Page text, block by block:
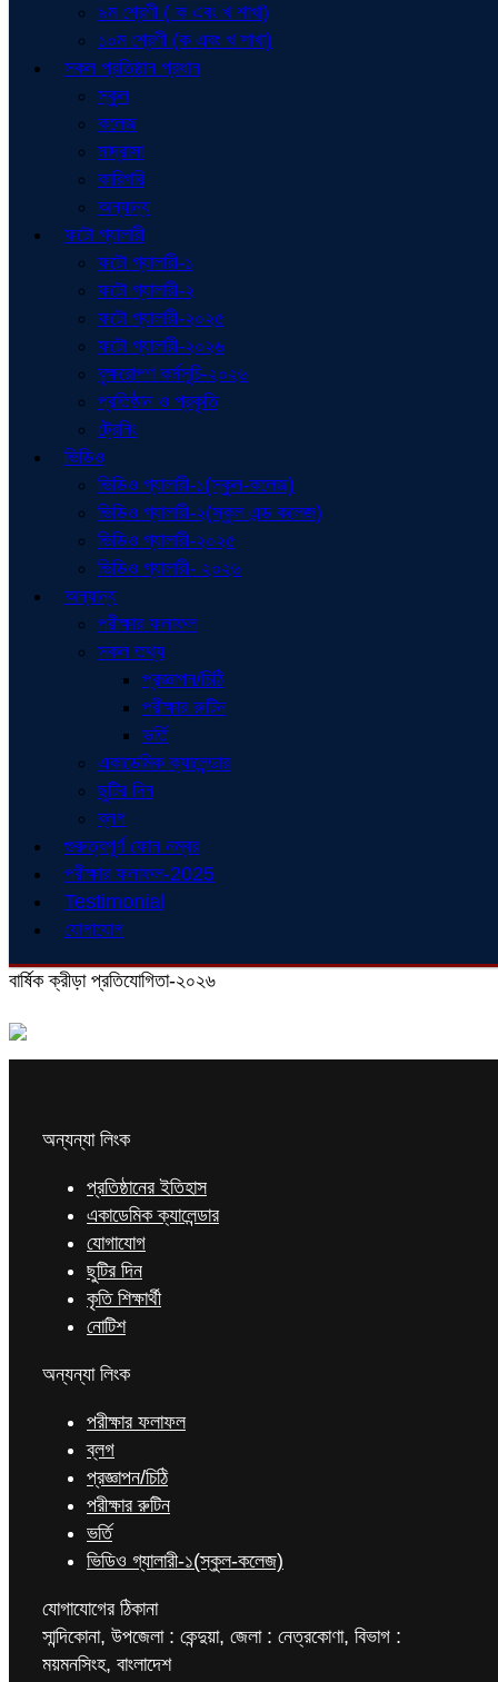
৯ম শ্রেণী ( ক এবং খ শাখা)
১০ম শ্রেণী (ক এবং খ শাখা)
সকল প্রতিষ্ঠান প্রধান
স্কুল
কলেজ
মাদ্রাসা
কারিগরি
অন্যান্য
ফটো গ্যালারী
ফটো গ্যালারী-১
ফটো গ্যালারী-২
ফটো গ্যালারী-২০২৫
ফটো গ্যালারী-২০২৬
বৃক্ষরোপণ কর্মসূচি-২০২৬
প্রতিষ্ঠান ও প্রকৃতি
ট্রেনিং
ভিডিও
ভিডিও গ্যালারী-১(স্কুল-কলেজ)
ভিডিও গ্যালারী-২(স্কুল এন্ড কলেজ)
ভিডিও গ্যালারী-২০২৫
ভিডিও গ্যালারী- ২০২৬
অন্যান্য
পরীক্ষার ফলাফল
সকল তথ্য
প্রজ্ঞাপন/চিঠি
পরীক্ষার রুটিন
ভর্তি
একাডেমিক ক্যালেন্ডার
ছুটির দিন
ব্লগ
গুরুত্বপূর্ণ ফোন নম্বর
পরীক্ষার ফলাফল-2025
Testimonial
যোগাযোগ
বার্ষিক ক্রীড়া প্রতিযোগিতা-২০২৬
অন্যন্যা লিংক
প্রতিষ্ঠানের ইতিহাস
একাডেমিক ক্যালেন্ডার
যোগাযোগ
ছুটির দিন
কৃতি শিক্ষার্থী
নোটিশ
অন্যন্যা লিংক
পরীক্ষার ফলাফল
ব্লগ
প্রজ্ঞাপন/চিঠি
পরীক্ষার রুটিন
ভর্তি
ভিডিও গ্যালারী-১(স্কুল-কলেজ)
যোগাযোগের ঠিকানা
সান্দিকোনা, উপজেলা : কেন্দুয়া, জেলা : নেত্রকোণা, বিভাগ :
ময়মনসিংহ, বাংলাদেশ